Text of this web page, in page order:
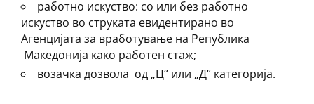
работно искуство: со или без работно
искуство во струката евидентирано во
Агенцијата за вработување на Република
Македонија како работен стаж;
возачка дозвола од „Ц“ или „Д“ категорија.